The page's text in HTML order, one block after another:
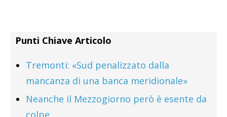
Punti Chiave Articolo
Tremonti: «Sud penalizzato dalla
mancanza di una banca meridionale»
Neanche il Mezzogiorno però è esente da
colpe